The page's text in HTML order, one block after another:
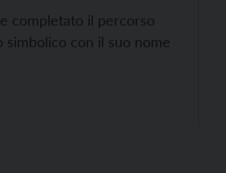
completato il percorso
simbolico con il suo nome